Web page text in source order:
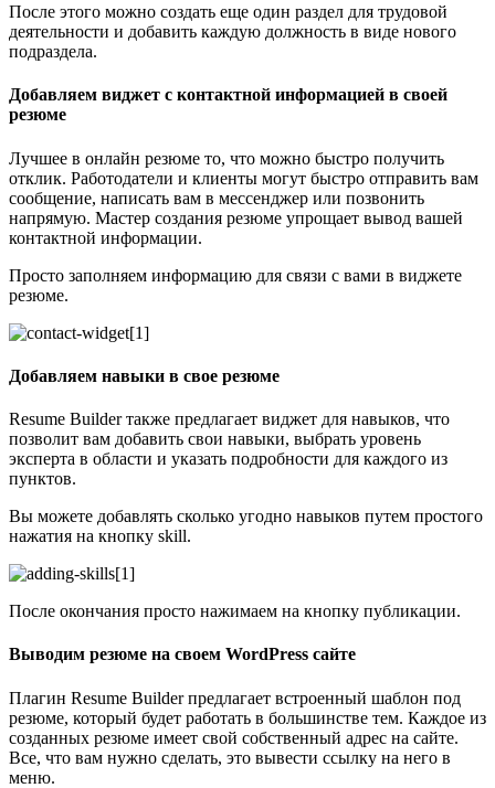
После этого можно создать еще один раздел для трудовой
деятельности и добавить каждую должность в виде нового
подраздела.
Добавляем виджет с контактной информацией в своей
резюме
Лучшее в онлайн резюме то, что можно быстро получить
отклик. Работодатели и клиенты могут быстро отправить вам
сообщение, написать вам в мессенджер или позвонить
напрямую. Мастер создания резюме упрощает вывод вашей
контактной информации.
Просто заполняем информацию для связи с вами в виджете
резюме.
Добавляем навыки в свое резюме
Resume Builder также предлагает виджет для навыков, что
позволит вам добавить свои навыки, выбрать уровень
эксперта в области и указать подробности для каждого из
пунктов.
Вы можете добавлять сколько угодно навыков путем простого
нажатия на кнопку skill.
После окончания просто нажимаем на кнопку публикации.
Выводим резюме на своем WordPress сайте
Плагин Resume Builder предлагает встроенный шаблон под
резюме, который будет работать в большинстве тем. Каждое из
созданных резюме имеет свой собственный адрес на сайте.
Все, что вам нужно сделать, это вывести ссылку на него в
меню.